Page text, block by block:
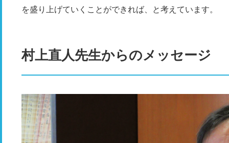
を盛り上げていくことができれば、と考えています。
村上直人先生からのメッセージ